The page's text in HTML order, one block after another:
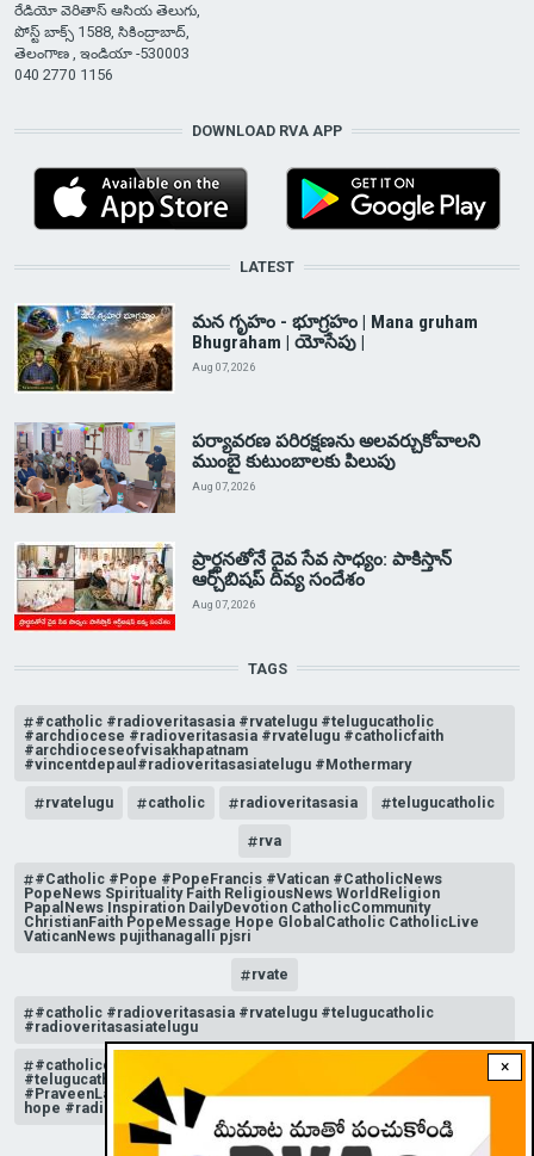
×
రేడియో వెరితాస్ ఆసియ తెలుగు,
పోస్ట్ బాక్స్ 1588, సికింద్రాబాద్,
తెలంగాణ , ఇండియా -530003
040 2770 1156
DOWNLOAD RVA APP
LATEST
మన గృహం - భూగ్రహం | Mana gruham
Bhugraham | యోసేపు |
Aug 07, 2026
పర్యావరణ పరిరక్షణను అలవర్చుకోవాలని
ముంబై కుటుంబాలకు పిలుపు
Aug 07, 2026
ప్రార్థనతోనే దైవ సేవ సాధ్యం: పాకిస్తాన్‌
ఆర్చ్‌బిషప్ దివ్య సందేశం
Aug 07, 2026
TAGS
#catholic #radioveritasasia #rvatelugu #telugucatholic
#archdiocese #radioveritasasia #rvatelugu #catholicfaith
#archdioceseofvisakhapatnam
#vincentdepaul#radioveritasasiatelugu #Mothermary
rvatelugu catholic radioveritasasia telugucatholic
rva
#Catholic #Pope #PopeFrancis #Vatican #CatholicNews
PopeNews Spirituality Faith ReligiousNews WorldReligion
PapalNews Inspiration DailyDevotion CatholicCommunity
ChristianFaith PopeMessage Hope GlobalCatholic CatholicLive
VaticanNews pujithanagalli pjsri
rvate
#catholic #radioveritasasia #rvatelugu #telugucatholic
#radioveritasasiatelugu
#catholicchurchnews #catholictelugu #telugucatholic
#telugucatholicchurch #radioveritasasia #rvatelugu
#PraveenLakkisetti #reflection #advent #christmas #messageof
hope #radioveritas #rvatelugu #viral #insta